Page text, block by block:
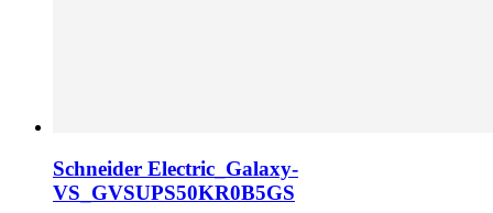
Schneider Electric_Galaxy-
VS_GVSUPS50KR0B5GS